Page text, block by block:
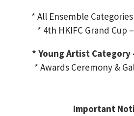
* All Ensemble
* 4th HKIFC Grand Cup
* Young Artist Category
* Awards Ceremony &
Important